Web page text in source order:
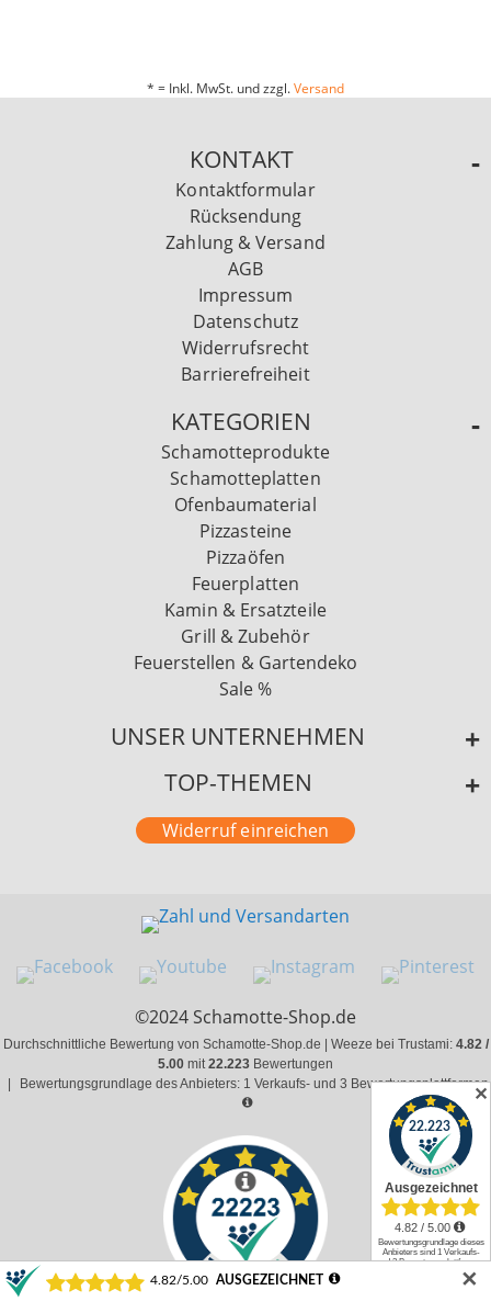
* = Inkl. MwSt. und zzgl.Versand
KONTAKT
Kontaktformular
Rücksendung
Zahlung & Versand
AGB
Impressum
Datenschutz
Widerrufsrecht
Barrierefreiheit
KATEGORIEN
Schamotteprodukte
Schamotteplatten
Ofenbaumaterial
Pizzasteine
Pizzaöfen
Feuerplatten
Kamin & Ersatzteile
Grill & Zubehör
Feuerstellen & Gartendeko
Sale %
UNSER UNTERNEHMEN
TOP-THEMEN
Widerruf einreichen
©2024 Schamotte-Shop.de
Durchschnittliche Bewertung von Schamotte-Shop.de | Weeze bei Trustami: 4.82 /
5.00 mit22.223 Bewertungen
Bewertungsgrundlage des Anbieters: 1 Verkaufs- und 3 Bewertungsplattformen
✕
✕